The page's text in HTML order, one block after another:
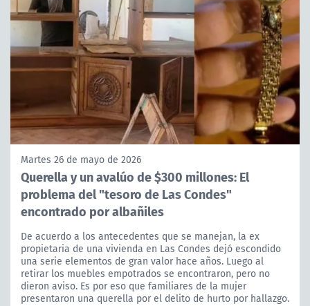
Martes 26 de mayo de 2026
Querella y un avalúo de $300 millones: El
problema del "tesoro de Las Condes"
encontrado por albañiles
De acuerdo a los antecedentes que se manejan, la ex
propietaria de una vivienda en Las Condes dejó escondido
una serie elementos de gran valor hace años. Luego al
retirar los muebles empotrados se encontraron, pero no
dieron aviso. Es por eso que familiares de la mujer
presentaron una querella por el delito de hurto por hallazgo.